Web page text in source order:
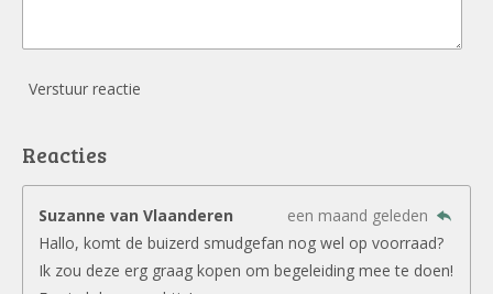
Verstuur reactie
Reacties
Suzanne van Vlaanderen
een maand geleden
Hallo, komt de buizerd smudgefan nog wel op voorraad?
Ik zou deze erg graag kopen om begeleiding mee te doen!